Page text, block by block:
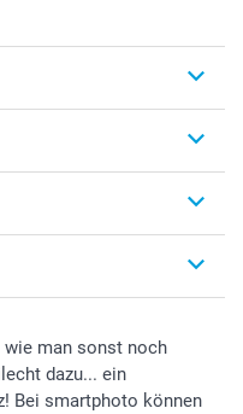
wie man sonst noch
dazu... ein
Bei smartphoto können